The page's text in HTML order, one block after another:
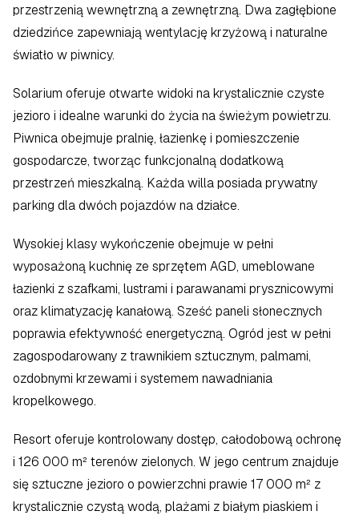
przestrzenią wewnętrzną a zewnętrzną. Dwa zagłębione
dziedzińce zapewniają wentylację krzyżową i naturalne
światło w piwnicy.
Solarium oferuje otwarte widoki na krystalicznie czyste
jezioro i idealne warunki do życia na świeżym powietrzu.
Piwnica obejmuje pralnię, łazienkę i pomieszczenie
gospodarcze, tworząc funkcjonalną dodatkową
przestrzeń mieszkalną. Każda willa posiada prywatny
parking dla dwóch pojazdów na działce.
Wysokiej klasy wykończenie obejmuje w pełni
wyposażoną kuchnię ze sprzętem AGD, umeblowane
łazienki z szafkami, lustrami i parawanami prysznicowymi
oraz klimatyzację kanałową. Sześć paneli słonecznych
poprawia efektywność energetyczną. Ogród jest w pełni
zagospodarowany z trawnikiem sztucznym, palmami,
ozdobnymi krzewami i systemem nawadniania
kropelkowego.
Resort oferuje kontrolowany dostęp, całodobową ochronę
i 126 000 m² terenów zielonych. W jego centrum znajduje
się sztuczne jezioro o powierzchni prawie 17 000 m² z
krystalicznie czystą wodą, plażami z białym piaskiem i